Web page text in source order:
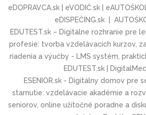
eDOPRAVCA.sk | eVODIČ.sk |
eDISPEČING.sk |
EDUTEST.sk – Digitálne rozhranie pre
profesie: tvorba vzdelávacích kurzov,
riadenia a výučby - LMS systém,
EDUTEST.sk |
ESENIOR.sk - Digitálny domov pre
starnutie: vzdelávacie akadémie a
seniorov, online užitočné poradne a